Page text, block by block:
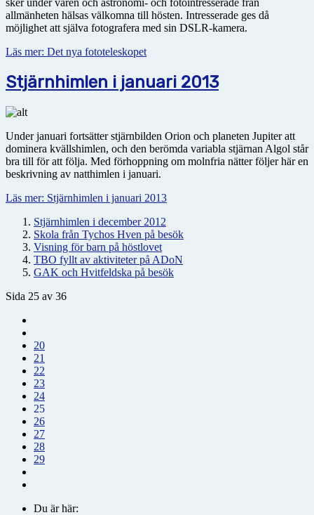
sker under våren och astronomi- och fotointresserade från
allmänheten hälsas välkomna till hösten. Intresserade ges då
möjlighet att själva fotografera med sin DSLR-kamera.
Läs mer: Det nya fototeleskopet
Stjärnhimlen i januari 2013
Under januari fortsätter stjärnbilden Orion och planeten Jupiter att
dominera kvällshimlen, och den berömda variabla stjärnan Algol står
bra till för att följa. Med förhoppning om molnfria nätter följer här en
beskrivning av natthimlen i januari.
Läs mer: Stjärnhimlen i januari 2013
Stjärnhimlen i december 2012
Skola från Tychos Hven på besök
Visning för barn på höstlovet
TBO fyllt av aktiviteter på ADoN
GAK och Hvitfeldska på besök
Sida 25 av 36
20
21
22
23
24
25
26
27
28
29
Du är här: